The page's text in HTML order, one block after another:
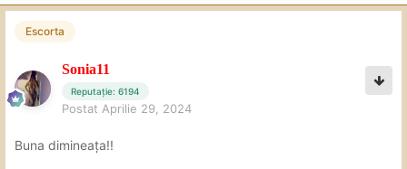
Escorta
Sonia11
Reputație: 6194
Postat Aprilie 29, 2024
Buna dimineața!!